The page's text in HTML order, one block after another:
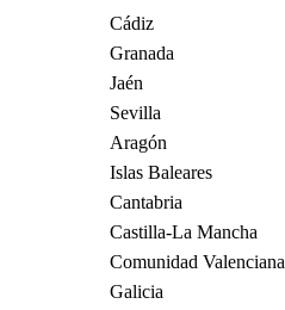
Cádiz
Granada
Jaén
Sevilla
Aragón
Islas Baleares
Cantabria
Castilla-La Mancha
Comunidad Valenciana
Galicia